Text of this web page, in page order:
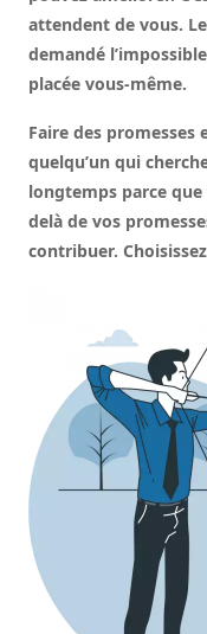
attendent de vous.
demandé
placée vous-même.
Faire des
quelqu’un qui
longtemps parce que
delà de vos
contribuer.